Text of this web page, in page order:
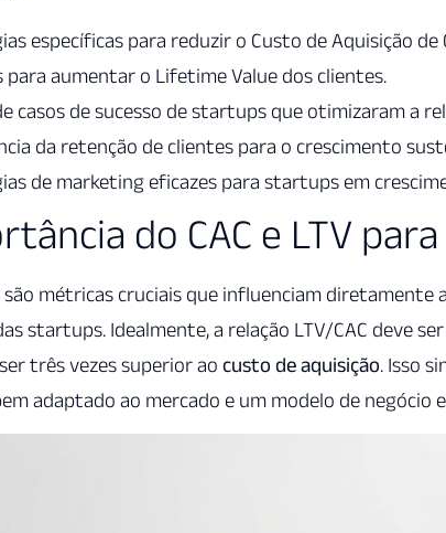
específicas para reduzir o Custo de Aquisição de
para aumentar o Lifetime Value dos clientes.
casos de sucesso de startups que otimizaram a
da retenção de clientes para o crescimento
de marketing eficazes para startups em
do CAC e LTV
são métricas cruciais que influenciam
startups. Idealmente, a relação LTV/CAC deve
três vezes superior ao custo de aquisição. Isso
adaptado ao mercado e um modelo de negócio